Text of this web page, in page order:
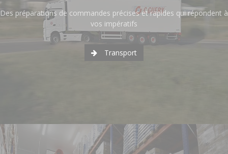
Des préparations de commandes précises et rapides qui répondent à
vos impératifs
Transport